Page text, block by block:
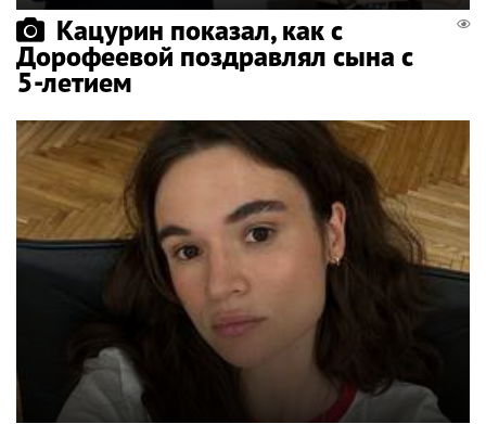
Кацурин показал, как с
Дорофеевой поздравлял сына с
5-летием